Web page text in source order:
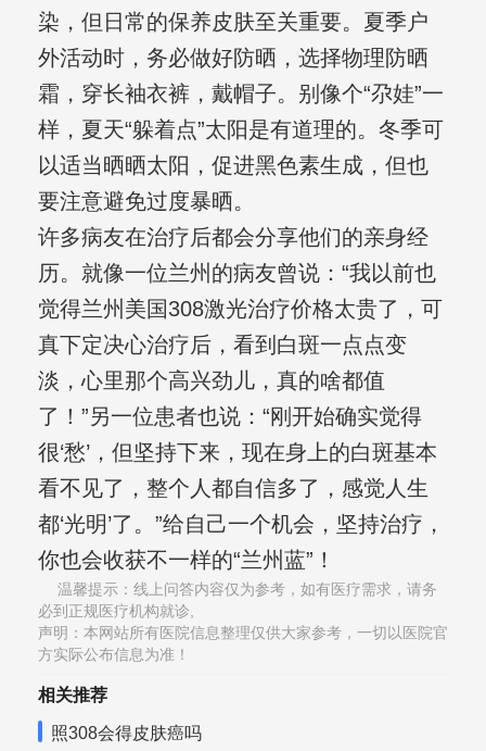
染，但日常的保养皮肤至关重要。夏季户
外活动时，务必做好防晒，选择物理防晒
霜，穿长袖衣裤，戴帽子。别像个“尕娃”一
样，夏天“躲着点”太阳是有道理的。冬季可
以适当晒晒太阳，促进黑色素生成，但也
要注意避免过度暴晒。
许多病友在治疗后都会分享他们的亲身经
历。就像一位兰州的病友曾说：“我以前也
觉得兰州美国308激光治疗价格太贵了，可
真下定决心治疗后，看到白斑一点点变
淡，心里那个高兴劲儿，真的啥都值
了！”另一位患者也说：“刚开始确实觉得
很‘愁’，但坚持下来，现在身上的白斑基本
看不见了，整个人都自信多了，感觉人生
都‘光明’了。”给自己一个机会，坚持治疗，
你也会收获不一样的“兰州蓝”！
温馨提示：线上问答内容仅为参考，如有医疗需求，请务
必到正规医疗机构就诊,
声明：本网站所有医院信息整理仅供大家参考，一切以医院官
方实际公布信息为准！
相关推荐
照308会得皮肤癌吗